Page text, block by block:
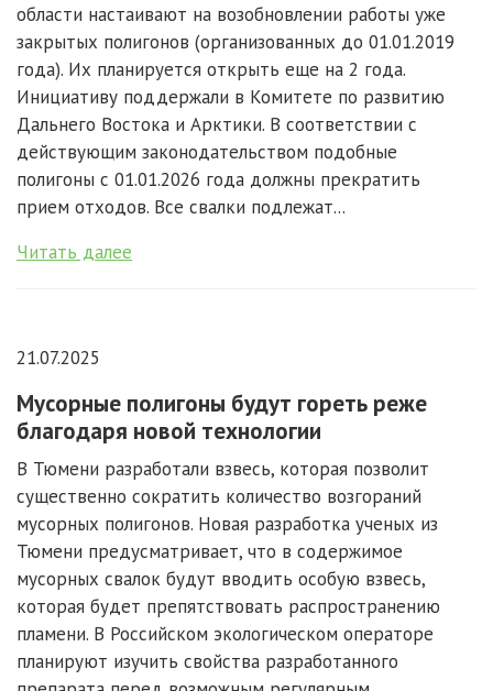
области настаивают на возобновлении работы уже
закрытых полигонов (организованных до 01.01.2019
года). Их планируется открыть еще на 2 года.
Инициативу поддержали в Комитете по развитию
Дальнего Востока и Арктики. В соответствии с
действующим законодательством подобные
полигоны с 01.01.2026 года должны прекратить
прием отходов. Все свалки подлежат...
Читать далее
21.07.2025
Мусорные полигоны будут гореть реже
благодаря новой технологии
В Тюмени разработали взвесь, которая позволит
существенно сократить количество возгораний
мусорных полигонов. Новая разработка ученых из
Тюмени предусматривает, что в содержимое
мусорных свалок будут вводить особую взвесь,
которая будет препятствовать распространению
пламени. В Российском экологическом операторе
планируют изучить свойства разработанного